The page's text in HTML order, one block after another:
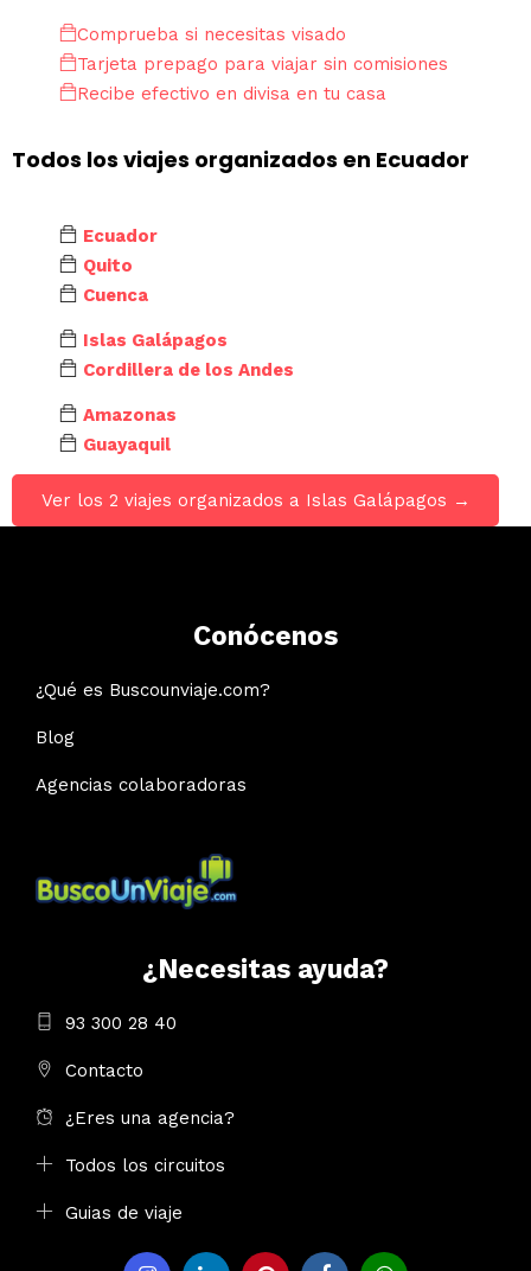
Comprueba si necesitas visado
Tarjeta prepago para viajar sin comisiones
Recibe efectivo en divisa en tu casa
Todos los viajes organizados en Ecuador
Ecuador
Quito
Cuenca
Islas Galápagos
Cordillera de los Andes
Amazonas
Guayaquil
Ver los 2 viajes organizados a Islas Galápagos →
Conócenos
¿Qué es Buscounviaje.com?
Blog
Agencias colaboradoras
¿Necesitas ayuda?
93 300 28 40
Contacto
¿Eres una agencia?
Todos los circuitos
Guias de viaje